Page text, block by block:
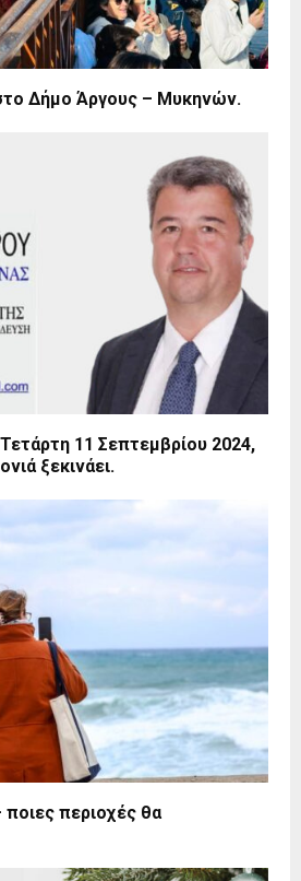
Δήμο Άργους – Μυκηνών.
11 Σεπτεμβρίου 2024,
ξεκινάει.
ποιες περιοχές θα